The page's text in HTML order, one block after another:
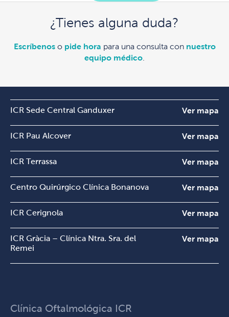
¿Tienes alguna duda?
Escríbenoso pide hora para una consulta con nuestro
equipo médico
ICR Sede Central Ganduxer Ver mapa
ICR Pau Alcover Ver mapa
ICR Terrassa Ver mapa
Centro Quirúrgico Clínica Bonanova Ver mapa
ICR Cerignola Ver mapa
ICR Gràcia – Clínica Ntra. Sra. del
Remei
Ver mapa
Clínica Oftalmológica ICR